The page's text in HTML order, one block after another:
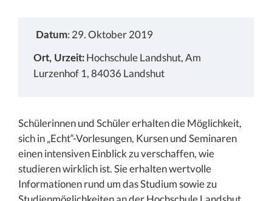
Datum: 29. Oktober 2019
Ort, Urzeit: Hochschule Landshut, Am
Lurzenhof 1, 84036 Landshut
Schülerinnen und Schüler erhalten die Möglichkeit,
sich in „Echt“-Vorlesungen, Kursen und Seminaren
einen intensiven Einblick zu verschaffen, wie
studieren wirklich ist. Sie erhalten wertvolle
Informationen rund um das Studium sowie zu